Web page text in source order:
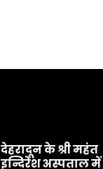
देहरादून के श्री महंत
इन्दिरेश अस्पताल में